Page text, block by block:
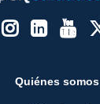
Quiénes somos